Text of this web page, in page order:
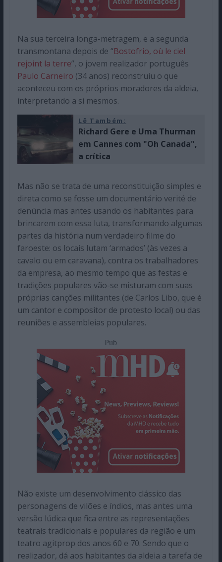
Na sua terceira longa-metragem, e a segunda
transmontana depois de “Bostofrio, où le ciel
rejoint la terre”, o jovem realizador português
Paulo Carneiro (34 anos) reconstruiu o que
aconteceu com os próprios moradores da aldeia,
interpretando a si mesmos.
Lê Também:
Richard Gere e Uma Thurman
em Cannes com "Oh Canada",
a crítica
Mas não se trata de uma reconstituição simples e
direta como se fosse um documentário verité de
denúncia mas antes usando os habitantes para
brincarem com essa luta, transformando algumas
partes da história num verdadeiro filme do
faroeste: os locais lutam ‘armados’ (às vezes a
cavalo ou em caravana), contra os trabalhadores
da empresa, ao mesmo tempo que as festas e
tradições populares vão-se misturam com suas
próprias canções militantes (de Carlos Libo, que é
um cantor e compositor de protesto local) ou das
reuniões e assembleias populares.
Pub
Não existe um desenvolvimento clássico das
personagens de vilões e índios, mas antes uma
versão lúdica que fica entre as representações
teatrais tradicionais e populares da região e um
teatro agitprop dos anos 60 e 70. Sendo que o
realizador, dá aos habitantes da aldeia a tarefa de